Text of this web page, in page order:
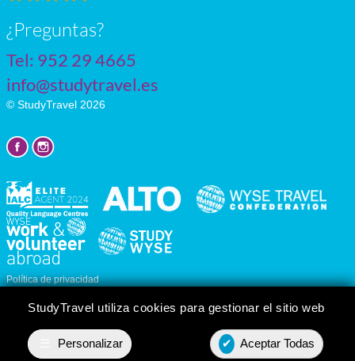
Presupuesto Contact
StudyTravel utiliza cookies para gestionar el sitio web
Personalizar ✔ Aceptar Todas
¿Preguntas?
Tel: 952 29 4665
info@studytravel.es
© StudyTravel 2026
Política de privacidad